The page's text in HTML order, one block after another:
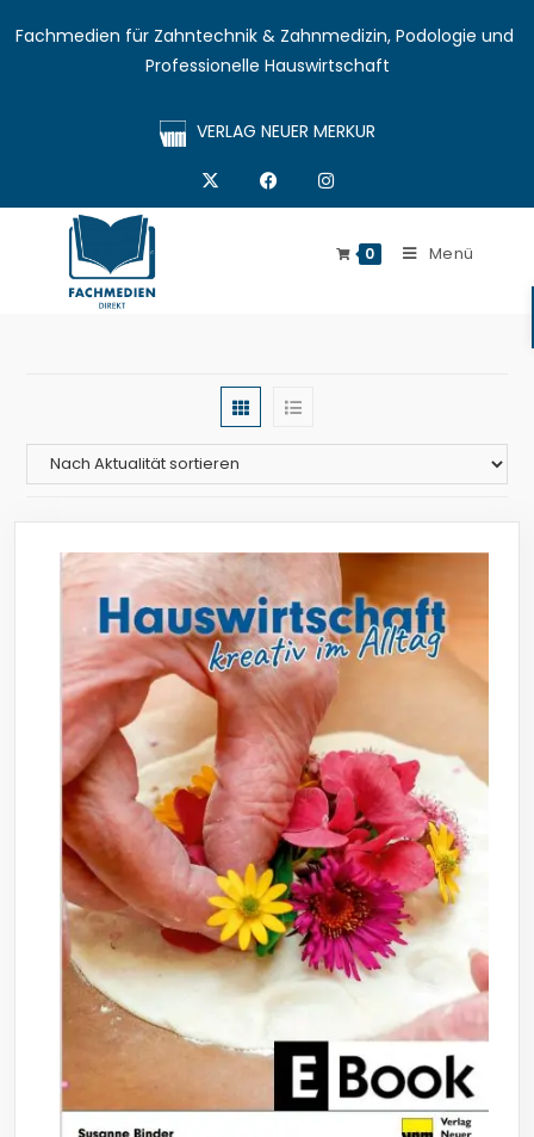
Fachmedien für Zahntechnik & Zahnmedizin, Podologie und
Professionelle Hauswirtschaft
VERLAG NEUER MERKUR
0 Menü